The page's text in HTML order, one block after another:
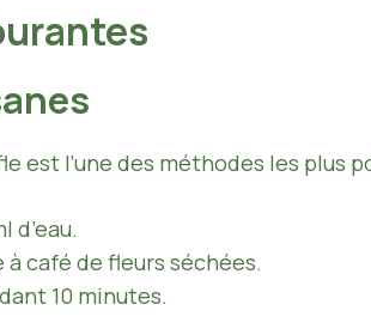
est l’une des méthodes les plus
d’eau.
café de fleurs séchées.
10 minutes.